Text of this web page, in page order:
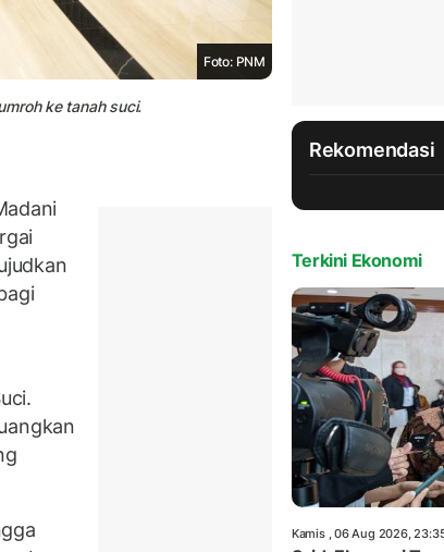
Foto: PNM
ke tanah suci.
Rekomendasi
Terkini Ekonomi
Kamis , 06 Aug 2026,